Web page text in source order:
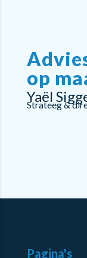
op
Yaël
Strateeg &
Pagina's